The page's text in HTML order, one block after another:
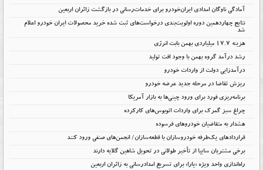
آمادگی ناوگان امدادی ایران‌خودرو برای خدمات‌رسانی در بازگشت زائران اربعین
نتایج چهاردهمین دوره اولویت‌بندی درخواست‌های ثبت شده خرید محصولات ایران خودرو اعلام
شد
هزینه ۱۷.۷ میلیاردی بهمن بابت انرژی
رشد درآمد گروه بهمن با وجود افت تولید
درآمدزایی دولت از واردات خودرو
ریزش تقاضا در مرحله جدید عرضه خودرو
برنامه‌ریزی فورد برای ورود چینی‌ها به بازار آمریکا
چراغ سبز گمرک برای واردات اتوبوس‌های کارکرده
هشدار به متقاضیان خودروهای فرسوده
قراردادهای یک‌طرفه خودروسازان با قطعه‌سازان/ انجمن‌های صنفی ورود کنند
برخی مشتریان سایپا از تأخیر طولانی در تحویل شاهین گلایه دارند
راه‌اندازی واحد ویژه «یارا» برای تسریع امدادرسانی به زائران اربعین